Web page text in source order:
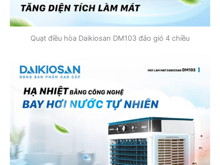
Quạt điều hòa Daikiosan DM103 đảo gió 4 chiều